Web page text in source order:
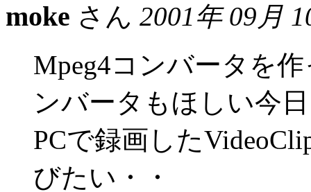
moke さん 2001年 09月
Mpeg4コンバータを
ンバータもほしい今
PCで録画した
びたい・・